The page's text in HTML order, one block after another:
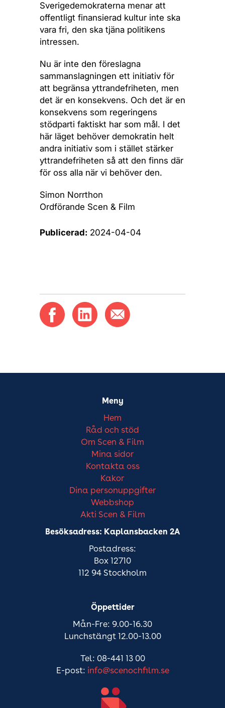
Sverigedemokraterna menar att
offentligt finansierad kultur inte ska
vara fri, den ska tjäna politikens
intressen.
Nu är inte den föreslagna
sammanslagningen ett initiativ för
att begränsa yttrandefriheten, men
det är en konsekvens. Och det är en
konsekvens som regeringens
stödparti faktiskt har som mål. I det
här läget behöver demokratin helt
andra initiativ som i stället stärker
yttrandefriheten så att den finns där
för oss alla när vi behöver den.
Simon Norrthon
Ordförande Scen & Film
Publicerad: 2024-04-04
Meny
Hem
Råd och stöd
Om Scen & Film
Mina sidor
Kontakta oss
Kakor
Dina personuppgifter
Webbshop
Akti Scen & Film
Besöksadress: Kaplansbacken 2A
Postadress:
Box 12710
112 94 Stockholm
Öppettider
Mån-Fre: 9.00-16.30
Lunchstängt 12.00-13.00
Tel: 08-441 13 00
E-post: info@scenochfilm.se